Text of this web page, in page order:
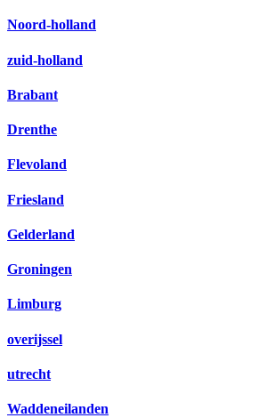
Noord-holland
zuid-holland
Brabant
Drenthe
Flevoland
Friesland
Gelderland
Groningen
Limburg
overijssel
utrecht
Waddeneilanden